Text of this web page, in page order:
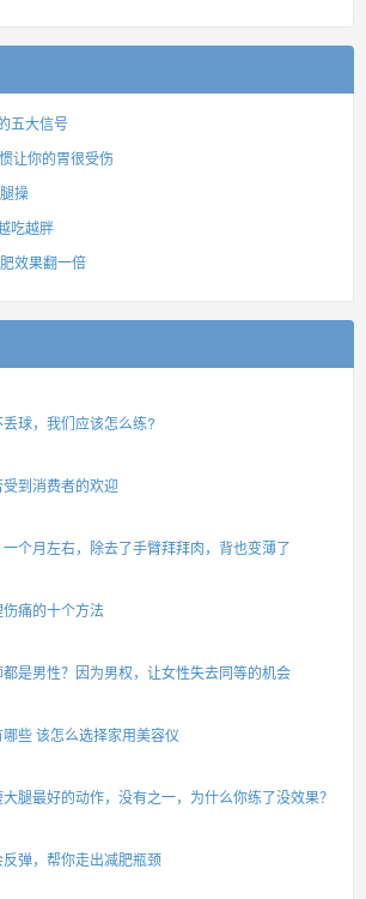
五大信号
让你的胃很受伤
操
吃越胖
效果翻一倍
球，我们应该怎么练?
到消费者的欢迎
个月左右，除去了手臂拜拜肉，背也变薄了
伤痛的十个方法
是男性？因为男权，让女性失去同等的机会
些 该怎么选择家用美容仪
腿最好的动作，没有之一，为什么你练了没效果？
弹，帮你走出减肥瓶颈